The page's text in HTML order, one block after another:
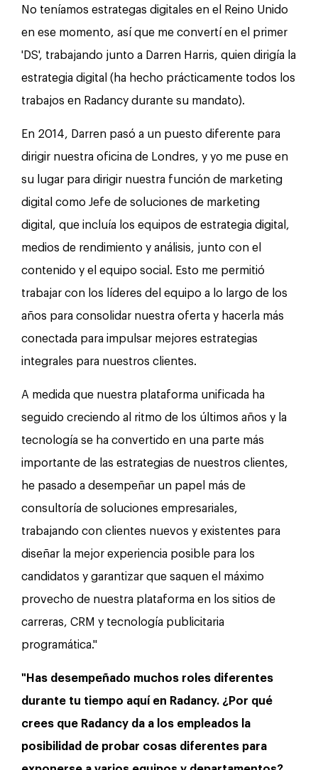
No teníamos estrategas digitales en el Reino Unido
en ese momento, así que me convertí en el primer
'DS', trabajando junto a Darren Harris, quien dirigía la
estrategia digital (ha hecho prácticamente todos los
trabajos en Radancy durante su mandato).
En 2014, Darren pasó a un puesto diferente para
dirigir nuestra oficina de Londres, y yo me puse en
su lugar para dirigir nuestra función de marketing
digital como Jefe de soluciones de marketing
digital, que incluía los equipos de estrategia digital,
medios de rendimiento y análisis, junto con el
contenido y el equipo social. Esto me permitió
trabajar con los líderes del equipo a lo largo de los
años para consolidar nuestra oferta y hacerla más
conectada para impulsar mejores estrategias
integrales para nuestros clientes.
A medida que nuestra plataforma unificada ha
seguido creciendo al ritmo de los últimos años y la
tecnología se ha convertido en una parte más
importante de las estrategias de nuestros clientes,
he pasado a desempeñar un papel más de
consultoría de soluciones empresariales,
trabajando con clientes nuevos y existentes para
diseñar la mejor experiencia posible para los
candidatos y garantizar que saquen el máximo
provecho de nuestra plataforma en los sitios de
carreras, CRM y tecnología publicitaria
programática."
"Has desempeñado muchos roles diferentes
durante tu tiempo aquí en Radancy. ¿Por qué
crees que Radancy da a los empleados la
posibilidad de probar cosas diferentes para